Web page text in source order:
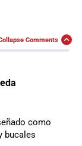
Comments
como
bucales